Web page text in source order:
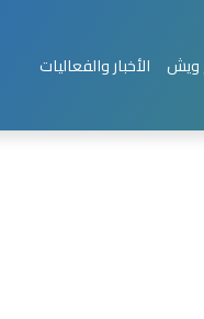
ويش الأخبار والفعاليات